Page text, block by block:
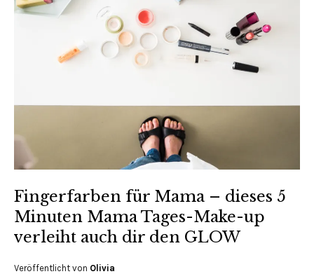
Fingerfarben für Mama – dieses 5
Minuten Mama Tages-Make-up
verleiht auch dir den GLOW
Veröffentlicht von Olivia